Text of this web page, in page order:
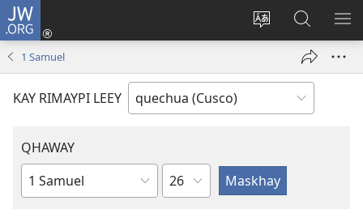
JW.ORG
Direccionpi
Sutiykiwan
jaykuy
nueva
JW.ORG
nisqapi
maskhay
1 Samuel
KAY RIMAYPI LEEY
QHAWAY
Libro
Capítulo